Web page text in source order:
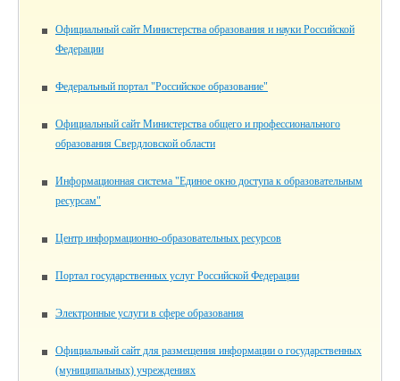
Официальный сайт Министерства образования и науки Российской
Федерации
Федеральный портал "Российское образование"
Официальный сайт Министерства общего и профессионального
образования Свердловской области
Информационная система "Единое окно доступа к образовательным
ресурсам"
Центр информационно-образовательных ресурсов
Портал государственных услуг Российской Федерации
Электронные услуги в сфере образования
Официальный сайт для размещения информации о государственных
(муниципальных) учреждениях